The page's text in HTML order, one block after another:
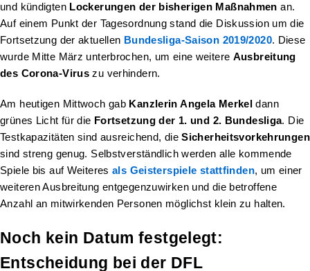
und kündigten Lockerungen der bisherigen Maßnahmen an.
Auf einem Punkt der Tagesordnung stand die Diskussion um die
Fortsetzung der aktuellen Bundesliga-Saison 2019/2020. Diese
wurde Mitte März unterbrochen, um eine weitere Ausbreitung
des Corona-Virus zu verhindern.
Am heutigen Mittwoch gab Kanzlerin Angela Merkel dann
grünes Licht für die Fortsetzung der 1. und 2. Bundesliga. Die
Testkapazitäten sind ausreichend, dieSicherheitsvorkehrungen
sind streng genug. Selbstverständlich werden alle kommende
Spiele bis auf Weiteres als Geisterspiele stattfinden, um einer
weiteren Ausbreitung entgegenzuwirken und die betroffene
Anzahl an mitwirkenden Personen möglichst klein zu halten.
Noch kein Datum festgelegt:
Entscheidung bei der DFL